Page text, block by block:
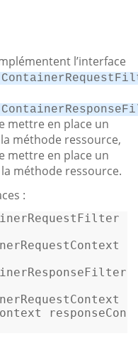
l’interface
mettre en place un
méthode ressource,
mettre en place un
méthode ressource.
: